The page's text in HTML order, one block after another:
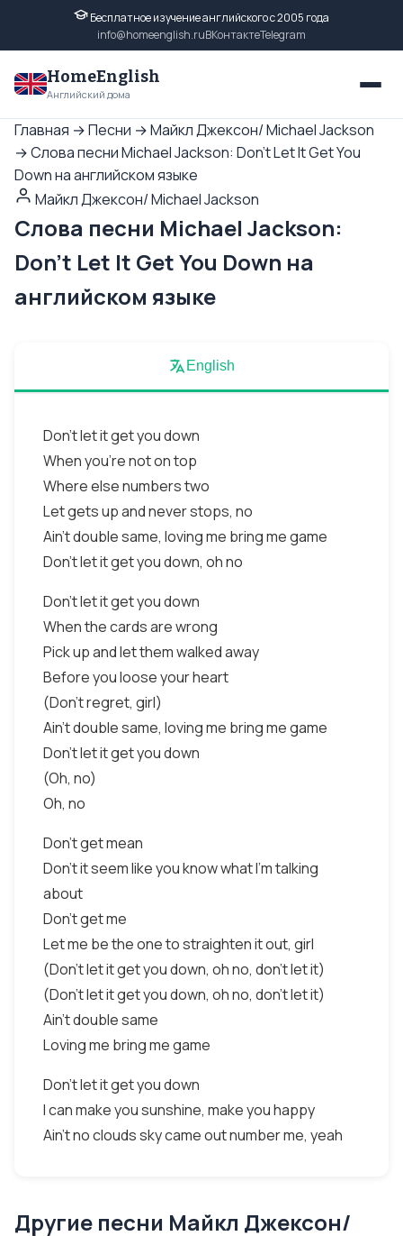
Бесплатное изучение английского с 2005 года
info@homeenglish.ruВКонтактеTelegram
HomeEnglish
Английский дома
Главная →Песни →Майкл Джексон/ Michael Jackson
→Слова песни Michael Jackson: Don't Let It Get You
Down на английском языке
Майкл Джексон/ Michael Jackson
Слова песни Michael Jackson:
Don't Let It Get You Down на
английском языке
English
Don't let it get you down
When you're not on top
Where else numbers two
Let gets up and never stops, no
Ain't double same, loving me bring me game
Don't let it get you down, oh no
Don't let it get you down
When the cards are wrong
Pick up and let them walked away
Before you loose your heart
(Don't regret, girl)
Ain't double same, loving me bring me game
Don't let it get you down
(Oh, no)
Oh, no
Don't get mean
Don't it seem like you know what I'm talking
about
Don't get me
Let me be the one to straighten it out, girl
(Don't let it get you down, oh no, don't let it)
(Don't let it get you down, oh no, don't let it)
Ain't double same
Loving me bring me game
Don't let it get you down
I can make you sunshine, make you happy
Ain't no clouds sky came out number me, yeah
Другие песни Майкл Джексон/